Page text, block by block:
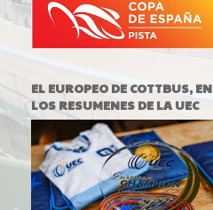
EL EUROPEO DE COTTBUS, EN
LOS RESUMENES DE LA UEC